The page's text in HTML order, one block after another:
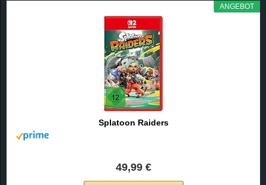
ANGEBOT
Splatoon Raiders
49,99 €